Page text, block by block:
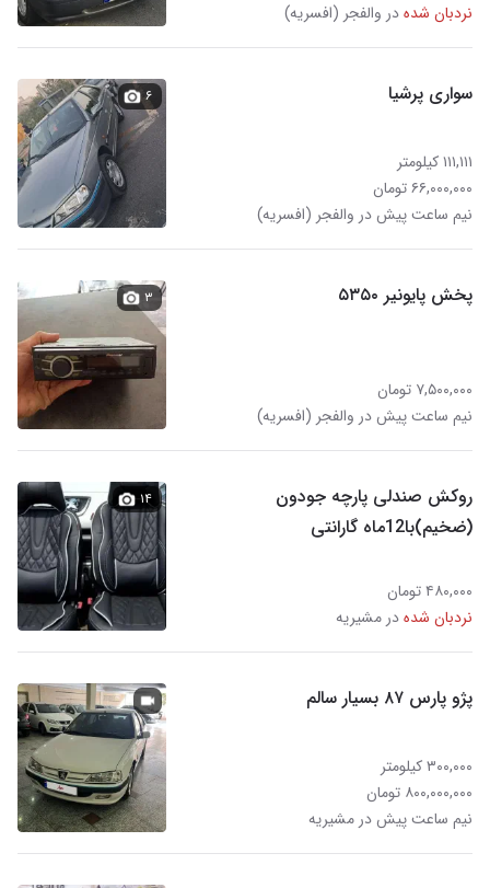
نردبان شدهدر والفجر (افسریه)
سواری پرشیا
۱۱۱,۱۱۱ کیلومتر
۶۶,۰۰۰,۰۰۰ تومان
نیم ساعت پیش در والفجر (افسریه)
۶
پخش پایونیر ۵۳۵۰
۷,۵۰۰,۰۰۰ تومان
نیم ساعت پیش در والفجر (افسریه)
۳
روکش صندلی پارچه جودون
(ضخیم)با12ماه گارانتی
۴۸۰,۰۰۰ تومان
نردبان شدهدر مشیریه
۱۴
پژو پارس ۸۷ بسیار سالم
۳۰۰,۰۰۰ کیلومتر
۸۰۰,۰۰۰,۰۰۰ تومان
نیم ساعت پیش در مشیریه